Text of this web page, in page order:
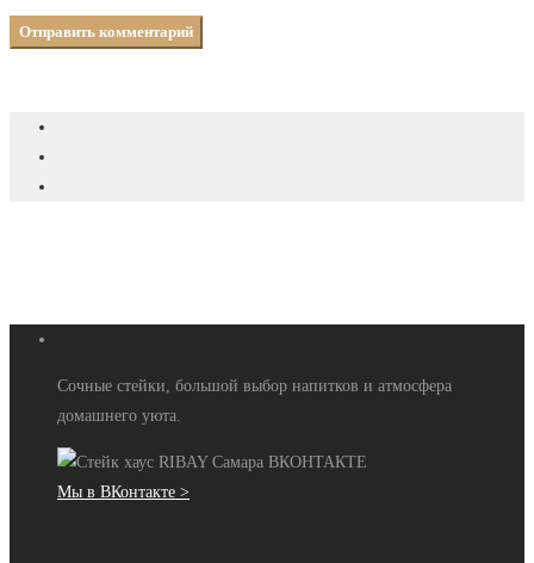
Сочные стейки, большой выбор напитков и атмосфера
домашнего уюта.
Мы в ВКонтакте >